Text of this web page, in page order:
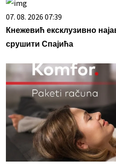
07. 08. 2026 07:39
Кнежевић ексклузивно
срушити Спајића